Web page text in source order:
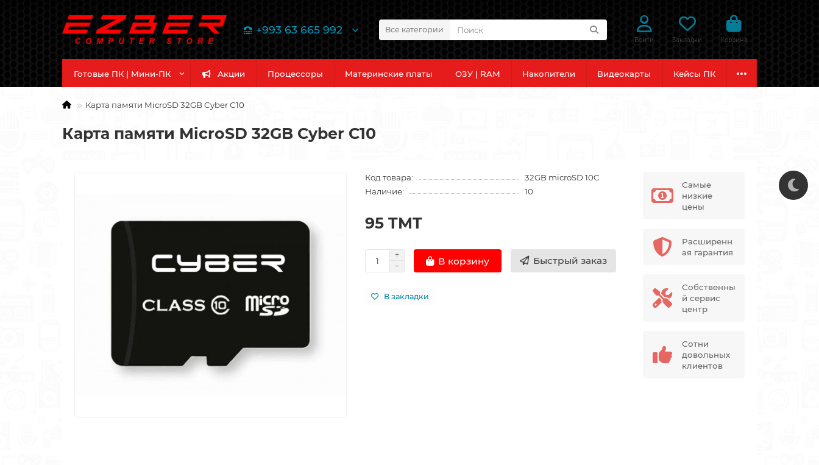
Все категории
+993 63 665 992
Войти Закладки Корзина
Готовые ПК | Мини-ПК Акции Процессоры Материнские платы ОЗУ | RAM Накопители Видеокарты Кейсы ПК
Карта памяти MicroSD 32GB Cyber C10
Карта памяти MicroSD 32GB Cyber C10
Код товара:
32GB microSD 10C
Наличие:
10
95 TMT
В корзину Быстрый заказ
В закладки
Самые
низкие
цены
Расширенн
ая гарантия
Собственны
й сервис
центр
Сотни
довольных
клиентов